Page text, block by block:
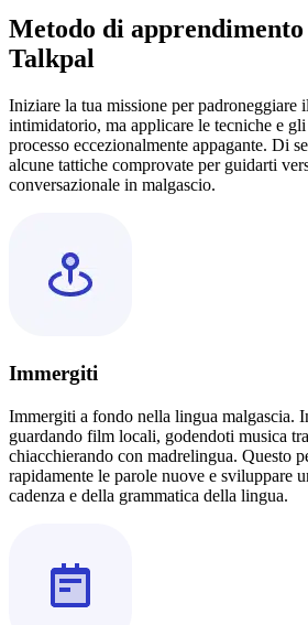
Metodo di
Talkpal
Iniziare la tua missione per padroneggiare
intimidatorio, ma applicare le tecniche e
processo eccezionalmente appagante. Di
alcune tattiche comprovate per guidarti
conversazionale in malgascio.
Immergiti
Immergiti a fondo nella lingua malgascia.
guardando film locali, godendoti musica
chiacchierando con madrelingua. Questo
rapidamente le parole nuove e sviluppare
cadenza e della grammatica della lingua.